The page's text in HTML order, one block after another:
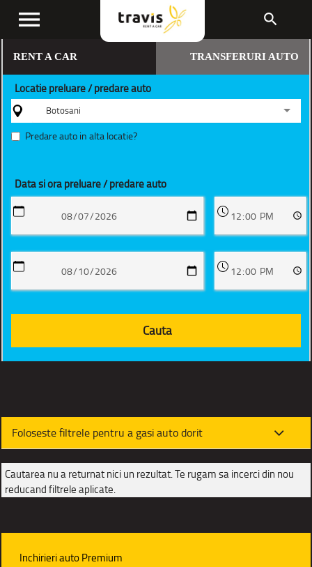
menu search
RENT A CAR TRANSFERURI AUTO
Locatie preluare / predare auto
Botosani
Predare auto in alta locatie?
Data si ora preluare / predare auto
Foloseste filtrele pentru a gasi auto dorit
Cautarea nu a returnat nici un rezultat. Te rugam sa incerci din nou
reducand filtrele aplicate.
Inchirieri auto Premium